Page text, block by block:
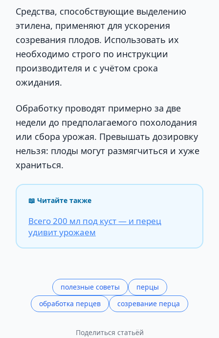
Средства, способствующие выделению
этилена, применяют для ускорения
созревания плодов. Использовать их
необходимо строго по инструкции
производителя и с учётом срока
ожидания.
Обработку проводят примерно за две
недели до предполагаемого похолодания
или сбора урожая. Превышать дозировку
нельзя: плоды могут размягчиться и хуже
храниться.
📖 Читайте также
Всего 200 мл под куст — и перец
удивит урожаем
полезные советы
перцы
обработка перцев
созревание перца
Поделиться статьёй